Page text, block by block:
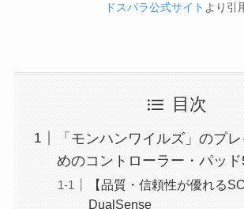
ドスパラ公式サイト より引
目次
「モンハンワイルズ」のプ
めのコントローラー・パッド
【品質・信頼性が優れる
DualSense